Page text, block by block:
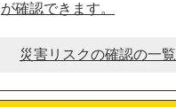
が確認できます。
災害リスクの確認の一覧